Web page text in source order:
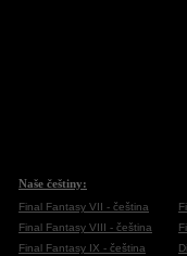
Naše češtiny:
Final Fantasy VII - čeština
Final Fantasy VIII - čeština
Final Fantasy IX - čeština